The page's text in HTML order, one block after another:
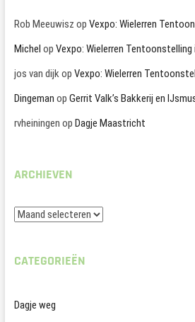
Rob Meeuwisz op Vexpo: Wielerren
Michel op Vexpo: Wielerren Tentoonstelling
jos van dijkop Vexpo: Wielerren
Dingeman op Gerrit Valk’s Bakkerij en
rvheiningen op Dagje Maastricht
ARCHIEVEN
Archieven
CATEGORIEËN
Dagje weg